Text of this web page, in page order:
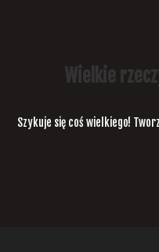
Wielkie
Szykuje się coś wielkiego!